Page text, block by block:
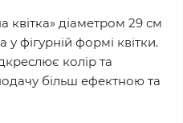
діаметром 29 см
фігурній формі квітки.
колір та
більш ефектною та